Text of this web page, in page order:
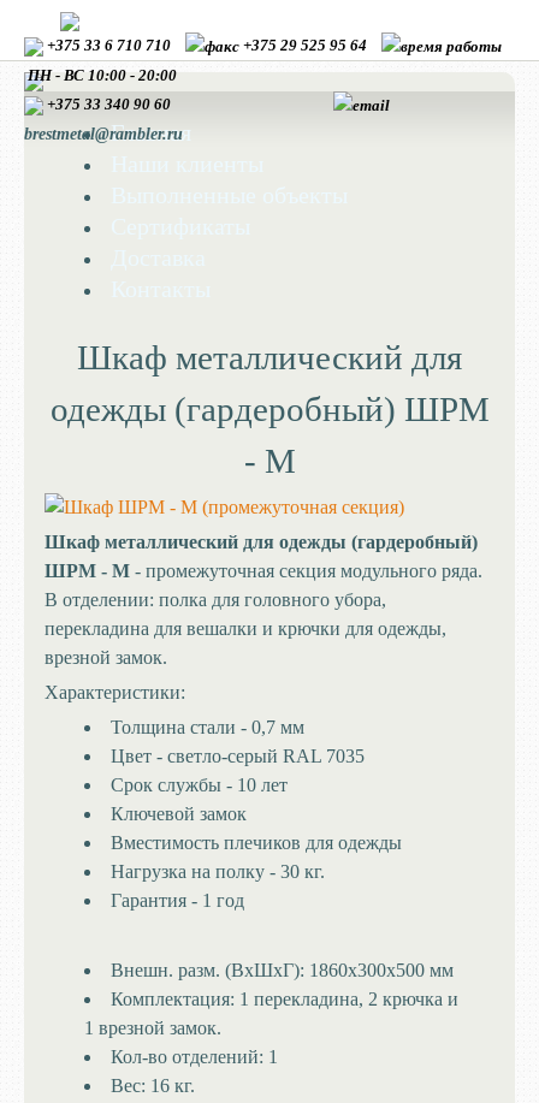
+375 33 6 710 710
+375 29 525 95 64
ПН - ВС 10:00 - 20:00
+375 33 340 90 60
brestmetal@rambler.ru
Главная
Шкаф металлический для
одежды (гардеробный) ШРМ
- М
Шкаф металлический для одежды (гардеробный)
ШРМ - М - промежуточная секция модульного ряда.
В отделении: полка для головного убора,
перекладина для вешалки и крючки для одежды,
врезной замок.
Характеристики:
Толщина стали - 0,7 мм
Цвет - светло-серый RAL 7035
Срок службы - 10 лет
Ключевой замок
Вместимость плечиков для одежды
Нагрузка на полку - 30 кг.
Гарантия - 1 год
Внешн. разм. (ВхШхГ): 1860х300х500 мм
Комплектация: 1 перекладина, 2 крючка и
1 врезной замок.
Кол-во отделений: 1
Вес: 16 кг.